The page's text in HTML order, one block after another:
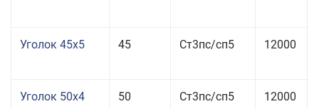
Уголок 45x5 45 Ст3пс/сп5 12000
Уголок 50x4 50 Ст3пс/сп5 12000